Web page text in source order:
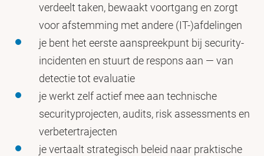
verdeelt taken, bewaakt voortgang en zorgt
voor afstemming met andere (IT-)afdelingen
je bent het eerste aanspreekpunt bij security-
incidenten en stuurt de respons aan — van
detectie tot evaluatie
je werkt zelf actief mee aan technische
securityprojecten, audits, risk assessments en
verbetertrajecten
je vertaalt strategisch beleid naar praktische